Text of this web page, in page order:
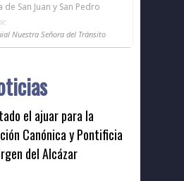
San Juan y San Pedro
Nuestra Señora del Tránsito
el ajuar para la
Canónica y Pontificia
del Alcázar